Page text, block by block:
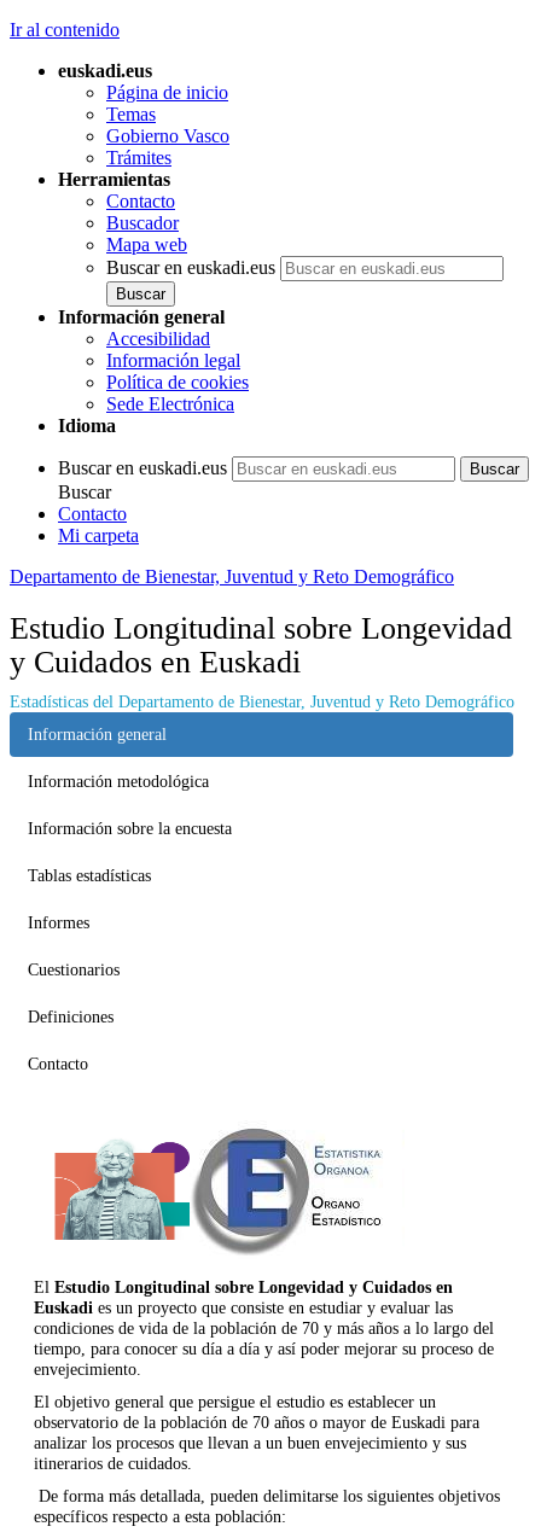
Ir al contenido
euskadi.eus
Página de inicio
Temas
Gobierno Vasco
Trámites
Herramientas
Contacto
Buscador
Mapa web
Buscar en euskadi.eus
Información general
Accesibilidad
Información legal
Política de cookies
Sede Electrónica
Idioma
Buscar en euskadi.eus
Buscar
Contacto
Mi carpeta
Departamento de Bienestar, Juventud y Reto Demográfico
Estudio Longitudinal sobre Longevidad
y Cuidados en Euskadi
Estadísticas del Departamento de Bienestar, Juventud y Reto Demográfico
Información general
Información metodológica
Información sobre la encuesta
Tablas estadísticas
Informes
Cuestionarios
Definiciones
Contacto
El Estudio Longitudinal sobre Longevidad y Cuidados en
Euskadi es un proyecto que consiste en estudiar y evaluar las
condiciones de vida de la población de 70 y más años a lo largo del
tiempo, para conocer su día a día y así poder mejorar su proceso de
envejecimiento.
El objetivo general que persigue el estudio es establecer un
observatorio de la población de 70 años o mayor de Euskadi para
analizar los procesos que llevan a un buen envejecimiento y sus
itinerarios de cuidados.
De forma más detallada, pueden delimitarse los siguientes objetivos
específicos respecto a esta población: